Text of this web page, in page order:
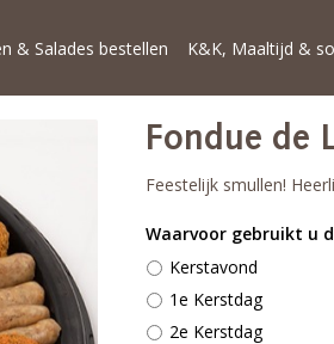
& Salades bestellen K&K, Maaltijd &
Fondue de
Feestelijk smullen!
Waarvoor gebruikt u
Kerstavond
1e Kerstdag
2e Kerstdag